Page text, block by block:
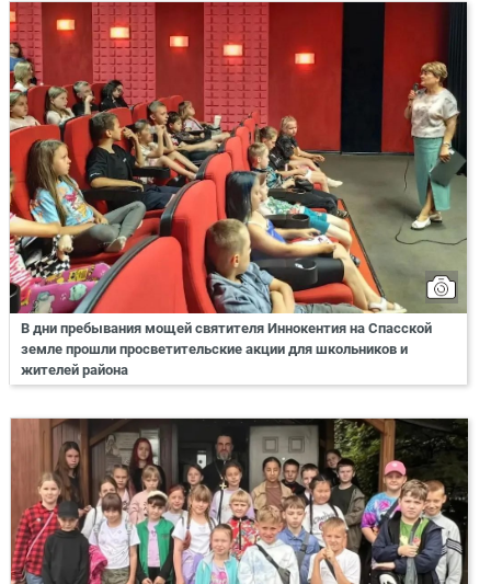
В дни пребывания мощей святителя Иннокентия на Спасской
земле прошли просветительские акции для школьников и
жителей района